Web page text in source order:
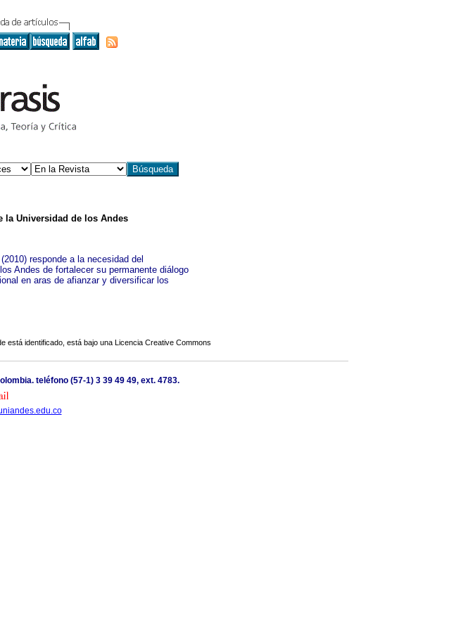
la Universidad de los Andes
responde a la necesidad del
Andes de fortalecer su permanente diálogo
en aras de afianzar y diversificar los
está identificado, está bajo una Licencia Creative Commons
teléfono (57-1) 3 39 49 49, ext. 4783.